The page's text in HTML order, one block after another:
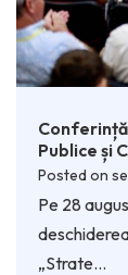
Publice și
Posted on
Pe 28
„Strate…